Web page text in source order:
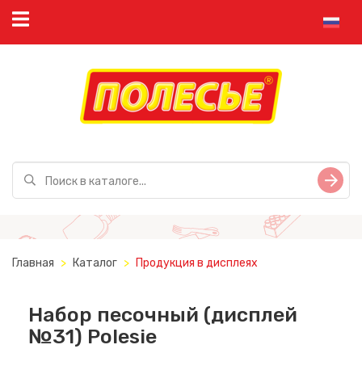
Главная Каталог Продукция в дисплеях
Набор песочный (дисплей
№31) Polesie